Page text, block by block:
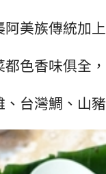
阿美族傳統加
都色香味俱全
、台灣鯛、山